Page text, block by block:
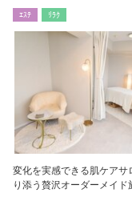
ｴｽﾃ ﾘﾗｸ
変化を実感できる肌ケア
り添う贅沢オーダーメイド